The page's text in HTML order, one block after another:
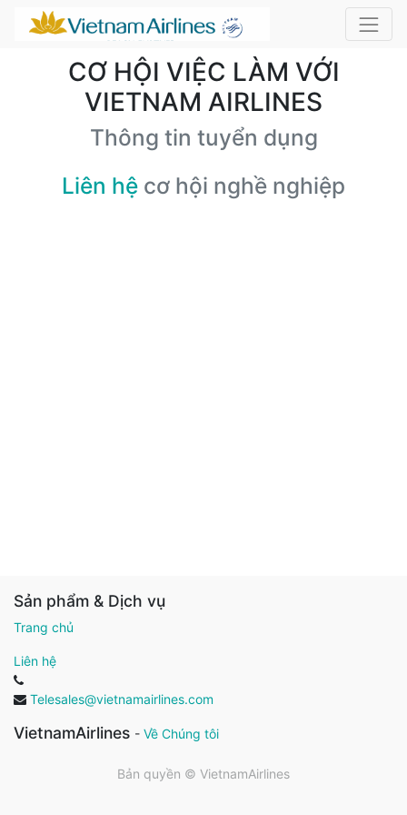
CƠ HỘI VIỆC LÀM VỚI
VIETNAM AIRLINES
Thông tin tuyển dụng
Liên hệ cơ hội nghề nghiệp
Sản phẩm & Dịch vụ
Trang chủ
Liên hệ
Telesales@vietnamairlines.com
VietnamAirlines - Về Chúng tôi
Bản quyền © VietnamAirlines